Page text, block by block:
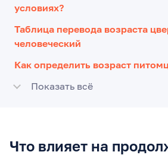
условиях?
Таблица перевода возраста
человеческий
Как определить возраст
Показать всё
Что влияет на